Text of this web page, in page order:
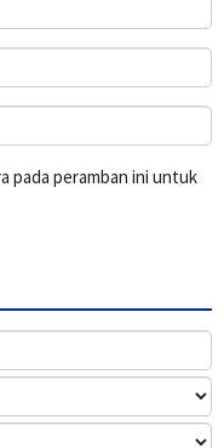
pada peramban ini untuk